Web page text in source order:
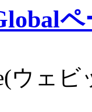
ウェ